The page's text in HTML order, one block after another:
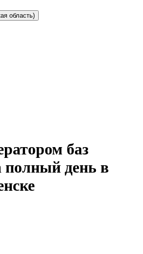
область)
баз
полный день в